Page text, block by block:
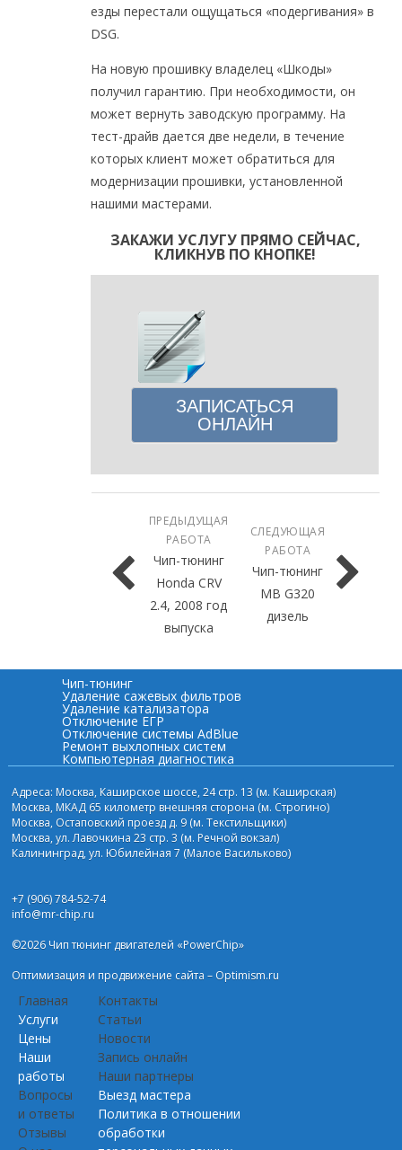
езды перестали ощущаться «подергивания» в
DSG.
На новую прошивку владелец «Шкоды»
получил гарантию. При необходимости, он
может вернуть заводскую программу. На
тест-драйв дается две недели, в течение
которых клиент может обратиться для
модернизации прошивки, установленной
нашими мастерами.
ЗАКАЖИ УСЛУГУ ПРЯМО СЕЙЧАС,
КЛИКНУВ ПО КНОПКЕ!
ЗАПИСАТЬСЯ
ОНЛАЙН
ПРЕДЫДУЩАЯ
РАБОТА
Чип-тюнинг
Honda CRV
2.4, 2008 год
выпуска
СЛЕДУЮЩАЯ
РАБОТА
Чип-тюнинг
MB G320
дизель
Чип-тюнинг
Удаление сажевых фильтров
Удаление катализатора
Отключение ЕГР
Отключение системы AdBlue
Ремонт выхлопных систем
Компьютерная диагностика
Адреса: Москва, Каширское шоссе, 24 стр. 13 (м. Каширская)
Москва, МКАД 65 километр внешняя сторона (м. Строгино)
Москва, Остаповский проезд д. 9 (м. Текстильщики)
Москва, ул. Лавочкина 23 стр. 3 (м. Речной вокзал)
Калининград, ул. Юбилейная 7 (Малое Васильково)
+7 (906) 784-52-74
info@mr-chip.ru
©2026 Чип тюнинг двигателей «PowerChip»
Оптимизация и продвижение сайта – Optimism.ru
Главная
Услуги
Цены
Наши
работы
Вопросы
и ответы
Отзывы
Контакты
Статьи
Новости
Запись онлайн
Наши партнеры
Выезд мастера
Политика в отношении
обработки